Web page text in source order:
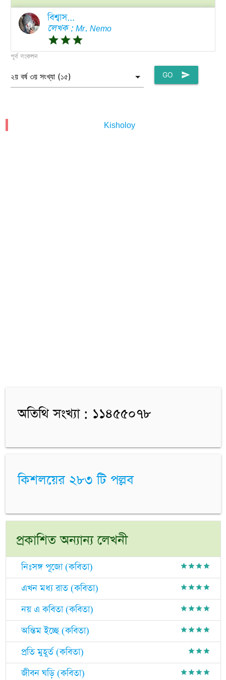
বিশ্বাস...
লেখক : Mr. Nemo
gradegradegrade
পূর্ব সংকলন
GO send
Kisholoy
অতিথি সংখ্যা : ১১৪৫৫০৭৮
কিশলয়ের ২৮৩ টি পল্লব
প্রকাশিত অন্যান্য লেখনী
নিঃসঙ্গ পূজো (কবিতা) gradegradegradegrade
এখন মধ্য রাত (কবিতা) gradegradegradegrade
নয় এ কবিতা (কবিতা) gradegradegradegrade
অন্তিম ইচ্ছে (কবিতা) gradegradegradegrade
প্রতি মুহূর্ত (কবিতা) gradegradegrade
জীবন ঘড়ি (কবিতা) gradegradegradegrade